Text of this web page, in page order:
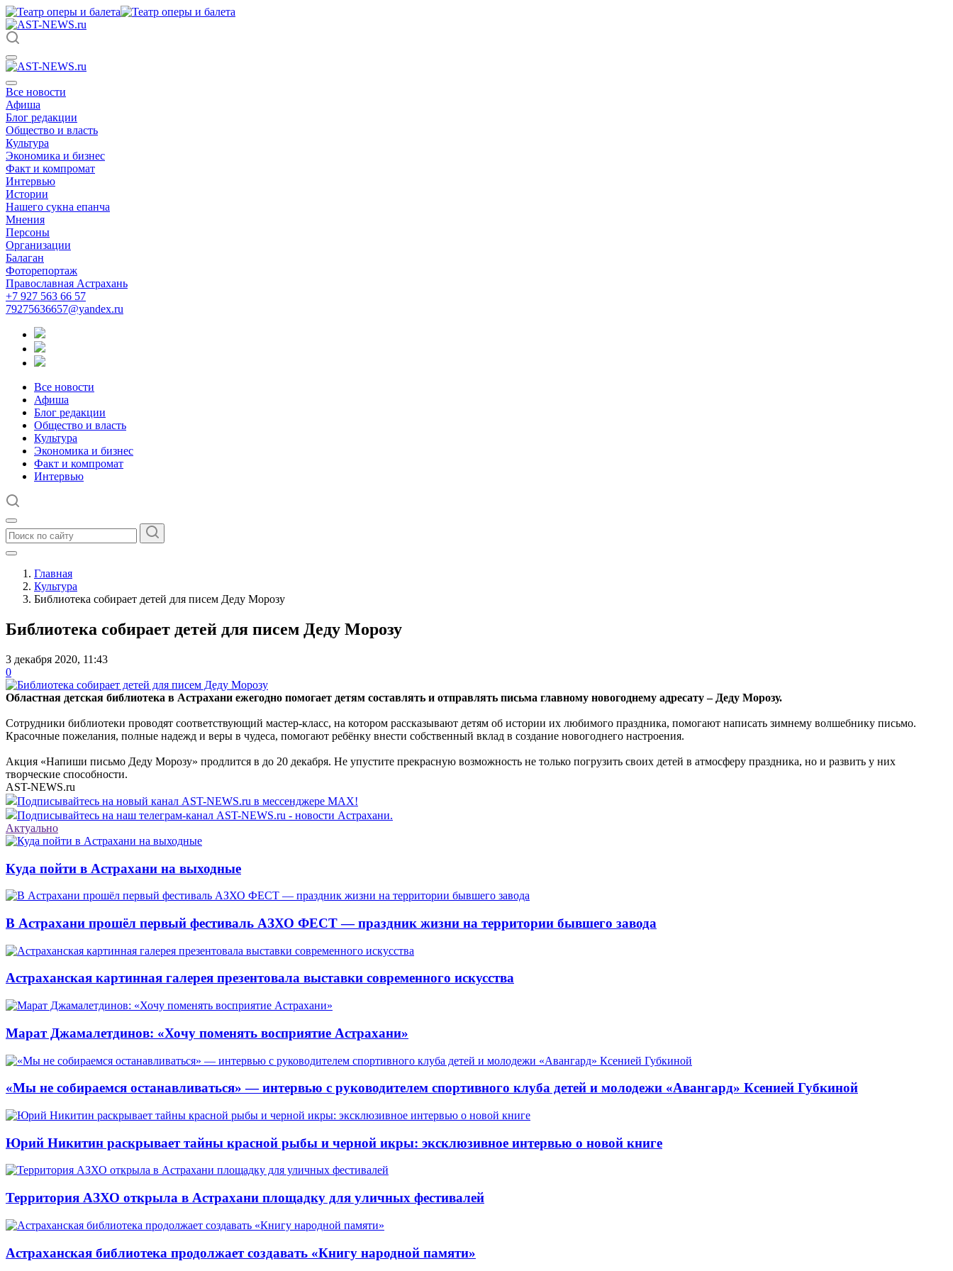
Все новости
Афиша
Блог редакции
Общество и власть
Культура
Экономика и бизнес
Факт и компромат
Интервью
Истории
Нашего сукна епанча
Мнения
Персоны
Организации
Балаган
Фоторепортаж
Православная Астрахань
+7 927 563 66 57
79275636657@yandex.ru
Все новости
Афиша
Блог редакции
Общество и власть
Культура
Экономика и бизнес
Факт и компромат
Интервью
Главная
Культура
Библиотека собирает детей для писем Деду Морозу
Библиотека собирает детей для писем Деду Морозу
3 декабря 2020, 11:43
0
Областная детская библиотека в Астрахани ежегодно помогает детям составлять и отправлять письма главному новогоднему адресату – Деду Морозу.
Сотрудники библиотеки проводят соответствующий мастер-класс, на котором рассказывают детям об истории их любимого праздника, помогают написать зимнему волшебнику письмо.
Красочные пожелания, полные надежд и веры в чудеса, помогают ребёнку внести собственный вклад в создание новогоднего настроения.
Акция «Напиши письмо Деду Морозу» продлится в до 20 декабря. Не упустите прекрасную возможность не только погрузить своих детей в атмосферу праздника, но и развить у них
творческие способности.
AST-NEWS.ru
Подписывайтесь на новый канал AST-NEWS.ru в мессенджере MAX!
Подписывайтесь на наш телеграм-канал AST-NEWS.ru - новости Астрахани.
Актуально
Куда пойти в Астрахани на выходные
В Астрахани прошёл первый фестиваль АЗХО ФЕСТ — праздник жизни на территории бывшего завода
Астраханская картинная галерея презентовала выставки современного искусства
Марат Джамалетдинов: «Хочу поменять восприятие Астрахани»
«Мы не собираемся останавливаться» — интервью с руководителем спортивного клуба детей и молодежи «Авангард» Ксенией Губкиной
Юрий Никитин раскрывает тайны красной рыбы и черной икры: эксклюзивное интервью о новой книге
Территория АЗХО открыла в Астрахани площадку для уличных фестивалей
Астраханская библиотека продолжает создавать «Книгу народной памяти»